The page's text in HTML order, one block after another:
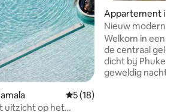
Gemiddelde beoordeling
5 (18)
uitzicht op het
Appartement in
Nieuw modern
de buurt van
Welkom in een
de centraal
dicht bij Phuket's
geweldig